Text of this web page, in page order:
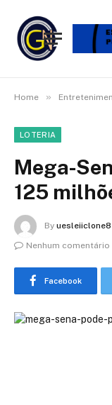
Home »
LOTERIA
Mega-
125
By uesleiiclone8
Nenhum comentário
Facebook